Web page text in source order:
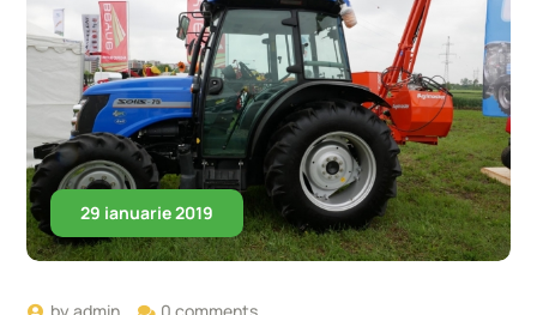
29 ianuarie 2019
byadmin 0 comments